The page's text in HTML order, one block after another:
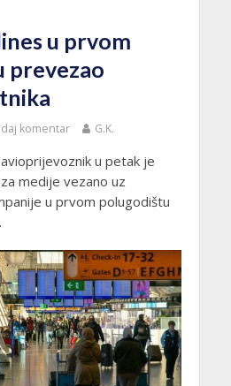
u prvom
prevezao
komentar G.K.
u petak je
medije vezano uz
u prvom polugodištu